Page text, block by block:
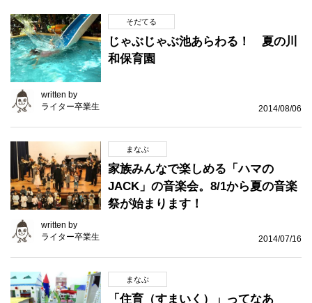
そだてる
じゃぶじゃぶ池あらわる！ 夏の川
和保育園
written by
ライター卒業生
2014/08/06
まなぶ
家族みんなで楽しめる「ハマの
JACK」の音楽会。8/1から夏の音楽
祭が始まります！
written by
ライター卒業生
2014/07/16
まなぶ
「住育（すまいく）」ってなあ